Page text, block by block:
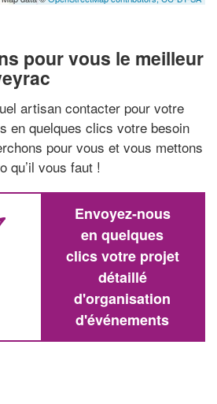
pour vous le meilleur
artisan contacter pour votre
en quelques clics votre besoin
pour vous et vous mettons
qu’il vous faut !
Envoyez-nous
en quelques
clics votre projet
détaillé
d'organisation
d'événements